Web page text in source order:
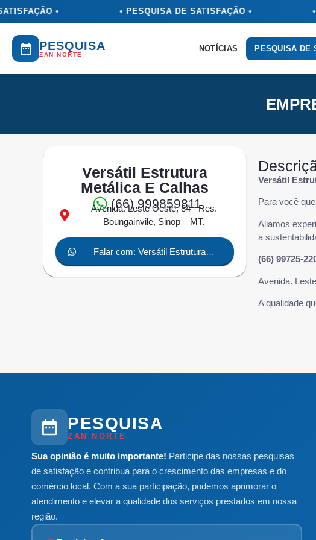
• • PESQUISA DE SATISFAÇÃO •
PESQUISA
ZAN NORTE
NOTÍCIAS PESQUISA DE
Versátil Estrutura
Metálica E Calhas
(66) 999859811
Avenida. Leste Oeste, 84 - Res.
Boungainvile, Sinop – MT.
Falar com: Versátil Estrutura
Metálica e Calhas
Versátil
Para você
Aliamos
a
(66) 99725-
Avenida.
A qualidade
PESQUISA
ZAN NORTE
Sua opinião é muito importante! Participe das nossas pesquisas
de satisfação e contribua para o crescimento das empresas e do
comércio local. Com a sua participação, podemos aprimorar o
atendimento e elevar a qualidade dos serviços prestados em nossa
região.